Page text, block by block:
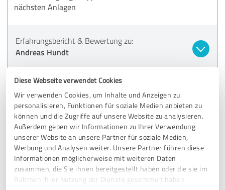
Diese Webseite verwendet Cookies
Wir verwenden Cookies, um Inhalte und Anzeigen zu
personalisieren, Funktionen für soziale Medien anbieten zu
können und die Zugriffe auf unsere Website zu analysieren.
Außerdem geben wir Informationen zu Ihrer Verwendung
unserer Website an unsere Partner für soziale Medien,
Werbung und Analysen weiter. Unsere Partner führen diese
Informationen möglicherweise mit weiteren Daten
zusammen, die Sie ihnen bereitgestellt haben oder die sie im
Rahmen Ihrer Nutzung der Dienste gesammelt haben.
nächsten Anlagen
Erfahrungsbericht & Bewertung zu:
Andreas Hundt
23.08.2025 Jacob S.
5,00 von 5
SEHR GUT Empfehlung
Puh, gerade die Finanzierung war etwas schwierig, weil ich
nach einer großen Abfindung keine regelmäßigen
Einkünfte mehr erzielen. Doch dank der HuuPa GmbH